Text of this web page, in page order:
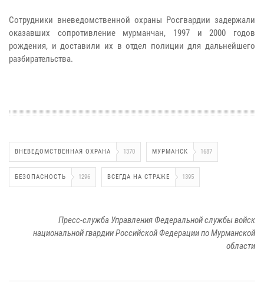
Сотрудники вневедомственной охраны Росгвардии задержали
оказавших сопротивление мурманчан, 1997 и 2000 годов
рождения, и доставили их в отдел полиции для дальнейшего
разбирательства.
ВНЕВЕДОМСТВЕННАЯ ОХРАНА 1370 МУРМАНСК 1687
БЕЗОПАСНОСТЬ 1296 ВСЕГДА НА СТРАЖЕ 1395
Пресс-служба Управления Федеральной службы войск
национальной гвардии Российской Федерации по Мурманской
области